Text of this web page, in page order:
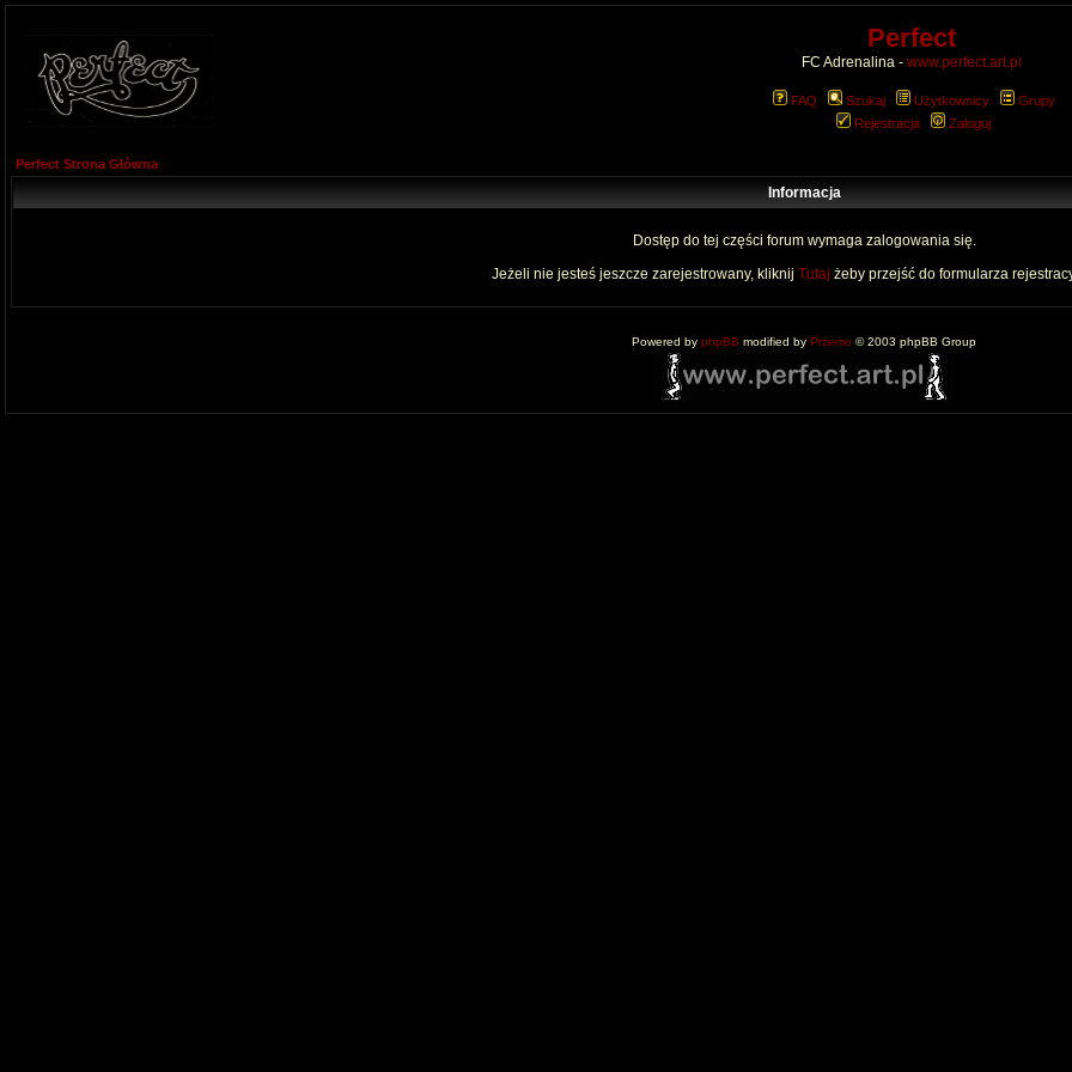
Perfect
FC Adrenalina - www.perfect.art.pl
FAQ Szukaj Użytkownicy
Grupy
Rejestracja
Zaloguj
Perfect Strona Główna
Informacja
Dostęp do tej części forum wymaga zalogowania się.
Jeżeli nie jesteś jeszcze zarejestrowany, kliknij Tutaj żeby przejść do formularza
Powered by phpBB modified by Przemo © 2003 phpBB Group